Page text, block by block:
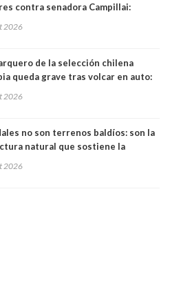
contra senadora Campillai:
dignidad"
2026
de la selección chilena
queda grave tras volcar en auto:
2026
no son terrenos baldíos: son la
natural que sostiene la
2026